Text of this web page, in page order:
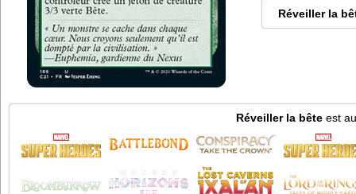
Réveiller la
Réveiller la bêteest